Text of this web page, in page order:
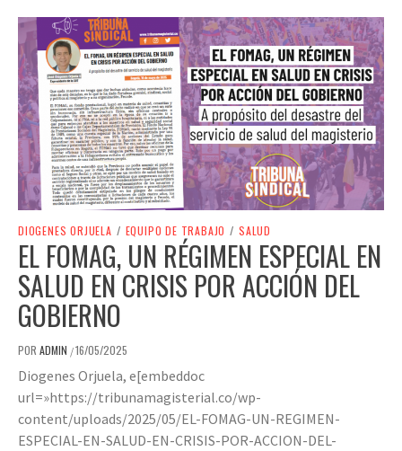
DIOGENES ORJUELA / EQUIPO DE TRABAJO / SALUD
EL FOMAG, UN RÉGIMEN ESPECIAL EN
SALUD EN CRISIS POR ACCIÓN DEL
GOBIERNO
POR ADMIN /16/05/2025
Diogenes Orjuela, e[embeddoc
url=»https://tribunamagisterial.co/wp-
content/uploads/2025/05/EL-FOMAG-UN-REGIMEN-
ESPECIAL-EN-SALUD-EN-CRISIS-POR-ACCION-DEL-